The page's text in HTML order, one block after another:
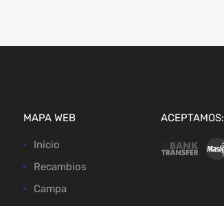
MAPA WEB
Inicio
Recambios
Campa
ACEPTAMOS: